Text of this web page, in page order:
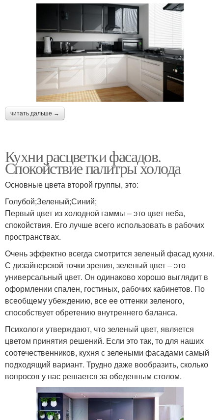
читать дальше →
Кухни расцветки фасадов.
Спокойствие палитры холода
Основные цвета второй группы, это:
Голубой;Зеленый;Синий;
Первый цвет из холодной гаммы – это цвет неба,
спокойствия. Его лучше всего использовать в рабочих
пространствах.
Очень эффектно всегда смотрится зеленый фасад кухни.
С дизайнерской точки зрения, зеленый цвет – это
универсальный цвет. Он одинаково хорошо выглядит в
оформлении спален, гостиных, рабочих кабинетов. По
всеобщему убеждению, все ее оттенки зеленого,
способствует обретению внутреннего баланса.
Психологи утверждают, что зеленый цвет, является
цветом принятия решений. Если это так, то для наших
соотечественников, кухня с зелеными фасадами самый
подходящий вариант. Трудно даже вообразить, сколько
вопросов у нас решается за обеденным столом.